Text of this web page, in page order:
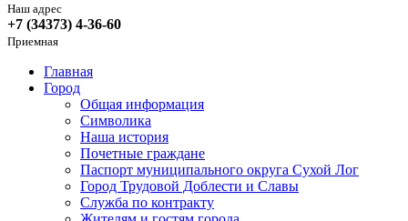
Наш адрес
+7 (34373) 4-36-60
Приемная
Главная
Город
Общая информация
Символика
Наша история
Почетные граждане
Паспорт муниципального округа Сухой Лог
Город Трудовой Доблести и Славы
Служба по контракту